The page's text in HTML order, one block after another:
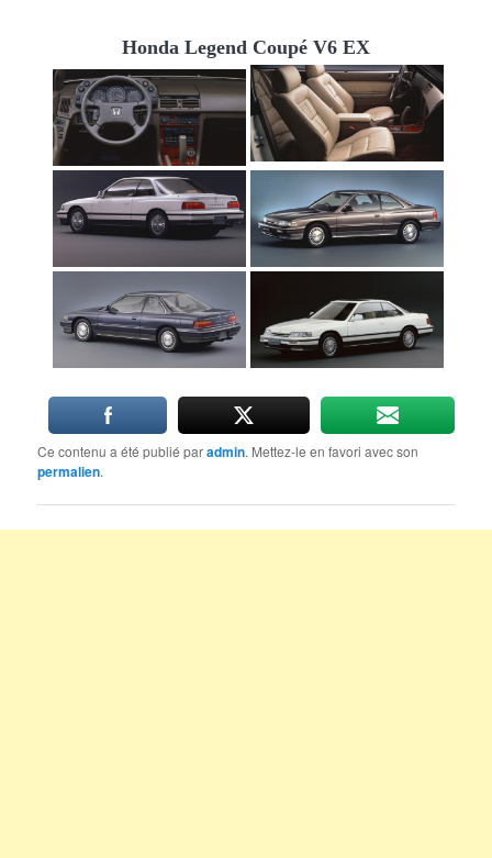
Honda Legend Coupé V6 EX
Ce contenu a été publié paradmin. Mettez-le en favori avec son
permalien.